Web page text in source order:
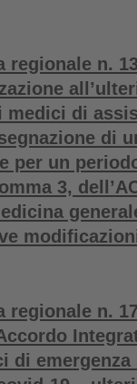
n.
medici di
di
per un
3,
regionale n.
di